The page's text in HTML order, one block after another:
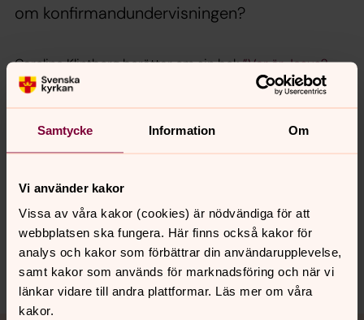
Samtycke Information Om
Vi använder kakor
Vissa av våra kakor (cookies) är nödvändiga för att
webbplatsen ska fungera. Här finns också kakor för
analys och kakor som förbättrar din användarupplevelse,
samt kakor som används för marknadsföring och när vi
länkar vidare till andra plattformar. Läs mer om våra
kakor.
om konfirmandundervisningen?
Caroline Klintborg berättar om sin bok”Var är Jesus?
Ungas röster om konfirmandundervisning”(Verbum).
Teologi i tiden är en podd om olika samtidsteologiska
frågor från Svenska kyrkans enhet för forskning och
analys.
Avsnitt 58 av Teologi i tiden.
Dela